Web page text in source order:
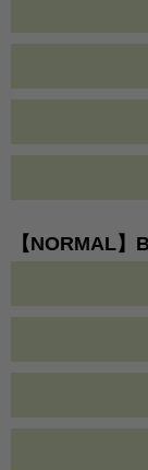
【NORMAL